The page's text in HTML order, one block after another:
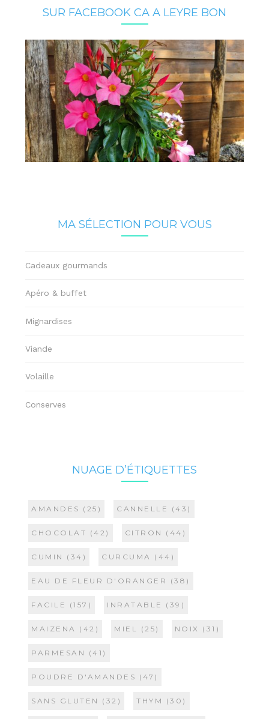
SUR FACEBOOK CA A LEYRE BON
MA SÉLECTION POUR VOUS
Cadeaux gourmands
Apéro & buffet
Mignardises
Viande
Volaille
Conserves
NUAGE D’ÉTIQUETTES
AMANDES (25) CANNELLE (43)
CHOCOLAT (42) CITRON (44)
CUMIN (34) CURCUMA (44)
EAU DE FLEUR D'ORANGER (38)
FACILE (157) INRATABLE (39)
MAIZENA (42) MIEL (25) NOIX (31)
PARMESAN (41)
POUDRE D'AMANDES (47)
SANS GLUTEN (32) THYM (30)